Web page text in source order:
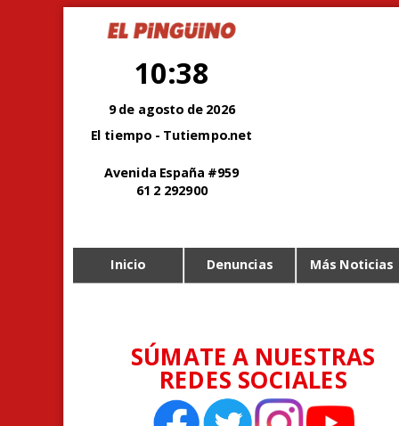
10:38
9 de agosto de 2026
El tiempo - Tutiempo.net
Avenida España #959
61 2 292900
Inicio Denuncias Más Noticias
SÚMATE A NUESTRAS
REDES SOCIALES